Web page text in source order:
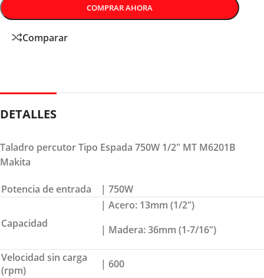
COMPRAR AHORA
Comparar
DETALLES
Taladro percutor Tipo Espada 750W 1/2″ MT M6201B
Makita
Potencia de entrada | 750W
Capacidad
| Acero: 13mm (1/2″)
| Madera: 36mm (1-7/16″)
Velocidad sin carga
(rpm)
| 600